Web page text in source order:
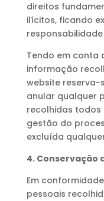
direitos
ilícitos, ficando
Tendo em conta
informação
website reserva-
anular qualquer
recolhidas todos
gestão do
excluída
4. Conservação
Em
pessoais